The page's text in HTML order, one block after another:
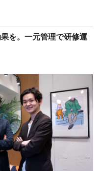
を。一元管理で研修運